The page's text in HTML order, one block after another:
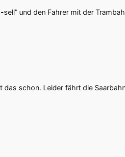
und den Fahrer mit der
schon. Leider fährt die